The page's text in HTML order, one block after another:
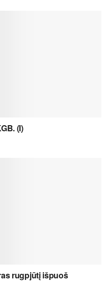
(I)
rugpjūtį išpuoš